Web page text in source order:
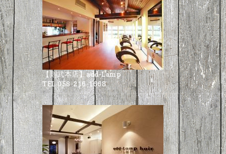
【則武本店】add-Lamp
TEL 058-216-1668